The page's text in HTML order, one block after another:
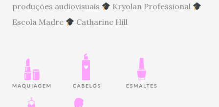
produções audiovisuais
Kryolan Professional
Escola Madre
Catharine Hill